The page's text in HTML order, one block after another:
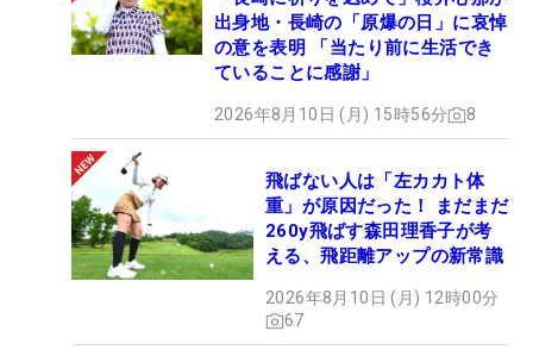
出身地・長崎の「原爆の日」に哀悼
の意を表明 「当たり前に生活でき
ていることに感謝」
2026年8月10日 (月) 15時56分 8
飛ばない人は「左カカト体
重」が原因だった！ まだまだ
260y飛ばす森田理香子が考
える、飛距離アップの新常識
2026年8月10日 (月) 12時00分
67